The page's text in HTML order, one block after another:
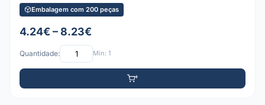
Embalagem com 200 peças
4.24€ – 8.23€
Quantidade: Mín: 1